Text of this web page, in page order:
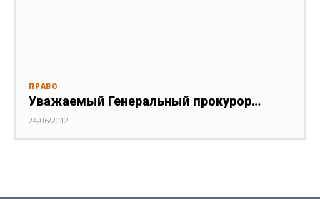
ПРАВО
Уважаемый Генеральный прокурор…
24/06/2012